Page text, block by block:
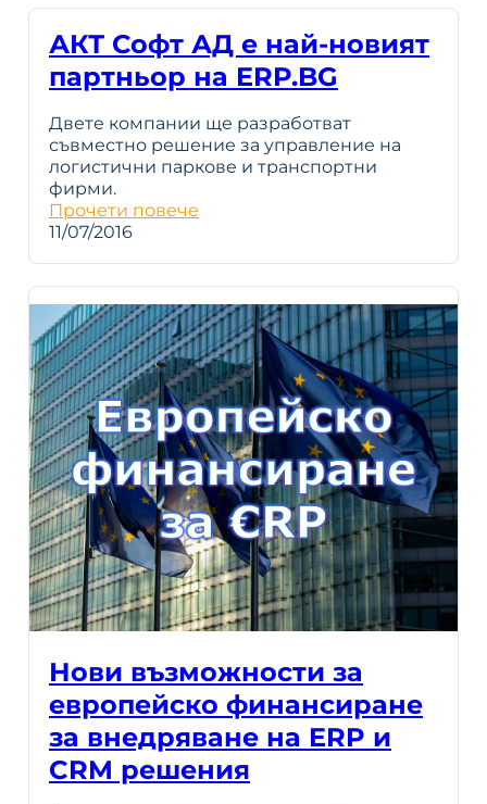
АКТ Софт АД е най-новият
партньор на ERP.BG
Двете компании ще разработват
съвместно решение за управление на
логистични паркове и транспортни
фирми.
Прочети повече
11/07/2016
Нови възможности за
европейско финансиране
за внедряване на ERP и
CRM решения